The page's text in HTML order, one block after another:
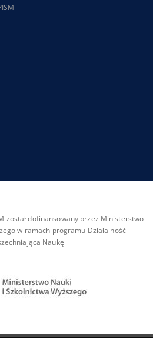
został dofinansowany przez Ministerstwo
w ramach programu Działalność
Naukę